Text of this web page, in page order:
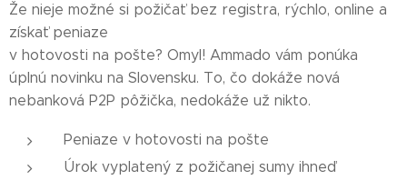
Že nieje možné si požičať bez registra, rýchlo, online a
získať peniaze
v hotovosti na pošte? Omyl! Ammado vám ponúka
úplnú novinku na Slovensku. To, čo dokáže nová
nebanková P2P pôžička, nedokáže už nikto.
Peniaze v hotovosti na pošte
Úrok vyplatený z požičanej sumy ihneď